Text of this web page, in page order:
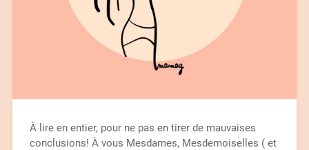
À lire en entier, pour ne pas en tirer de mauvaises
conclusions! À vous Mesdames, Mesdemoiselles ( et